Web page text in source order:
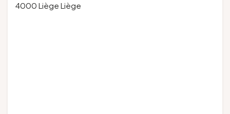
4000 Liège Liège